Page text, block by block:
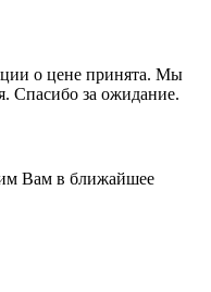
о цене принята. Мы
Спасибо за ожидание.
Вам в ближайшее